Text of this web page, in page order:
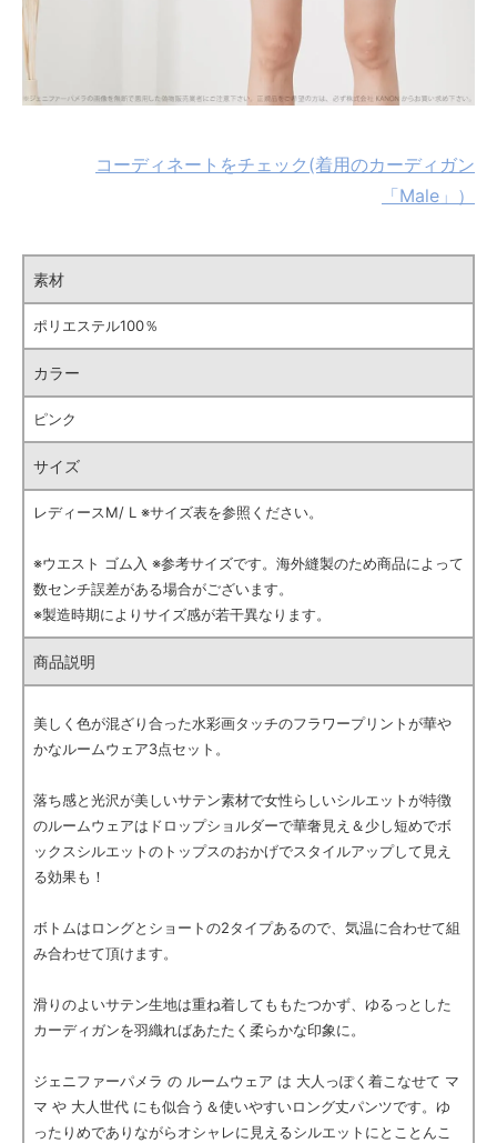
コーディネートをチェック(着用のカーディガン
「Male」）
素材
ポリエステル100％
カラー
ピンク
サイズ
レディースM/ L ※サイズ表を参照ください。
※ウエスト ゴム入 ※参考サイズです。海外縫製のため商品によって
数センチ誤差がある場合がございます。
※製造時期によりサイズ感が若干異なります。
商品説明
美しく色が混ざり合った水彩画タッチのフラワープリントが華や
かなルームウェア3点セット。
落ち感と光沢が美しいサテン素材で女性らしいシルエットが特徴
のルームウェアはドロップショルダーで華奢見え＆少し短めでボ
ックスシルエットのトップスのおかげでスタイルアップして見え
る効果も！
ボトムはロングとショートの2タイプあるので、気温に合わせて組
み合わせて頂けます。
滑りのよいサテン生地は重ね着してももたつかず、ゆるっとした
カーディガンを羽織ればあたたく柔らかな印象に。
ジェニファーパメラ の ルームウェア は 大人っぽく着こなせて マ
マ や 大人世代 にも似合う＆使いやすいロング丈パンツです。ゆ
ったりめでありながらオシャレに見えるシルエットにとことんこ